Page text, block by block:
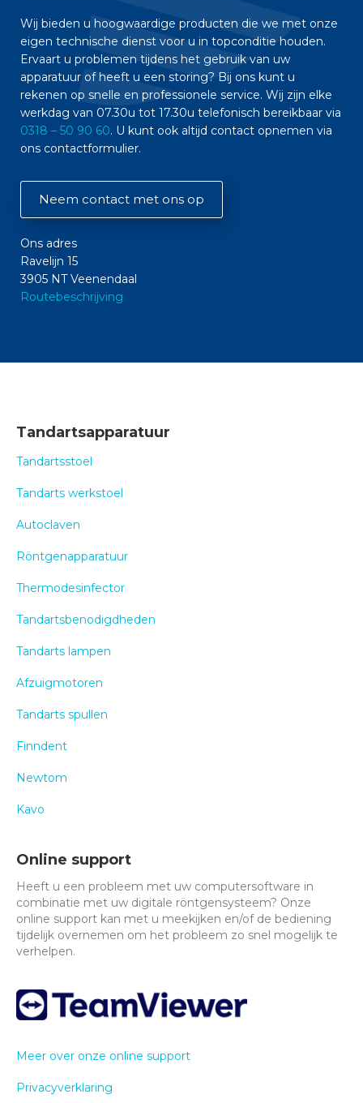
Wij bieden u hoogwaardige producten die we met onze
eigen technische dienst voor u in topconditie houden.
Ervaart u problemen tijdens het gebruik van uw
apparatuur of heeft u een storing? Bij ons kunt u
rekenen op snelle en professionele service. Wij zijn elke
werkdag van 07.30u tot 17.30u telefonisch bereikbaar via
0318 – 50 90 60. U kunt ook altijd contact opnemen via
ons contactformulier.
Neem contact met ons op
Ons adres
Ravelijn 15
3905 NT Veenendaal
Routebeschrijving
Tandartsapparatuur
Tandartsstoel
Tandarts werkstoel
Autoclaven
Röntgenapparatuur
Thermodesinfector
Tandartsbenodigdheden
Tandarts lampen
Afzuigmotoren
Tandarts spullen
Finndent
Newtom
Kavo
Online support
Heeft u een probleem met uw computersoftware in
combinatie met uw digitale röntgensysteem? Onze
online support kan met u meekijken en/of de bediening
tijdelijk overnemen om het probleem zo snel mogelijk te
verhelpen.
Meer over onze online support
Privacyverklaring